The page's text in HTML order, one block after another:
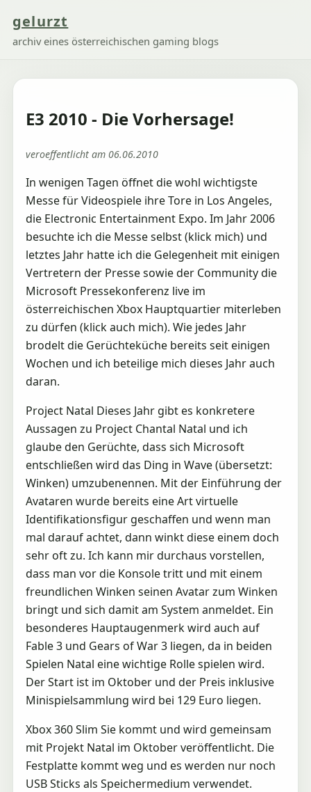
gelurzt
archiv eines österreichischen gaming blogs
E3 2010 - Die Vorhersage!
veroeffentlicht am 06.06.2010
In wenigen Tagen öffnet die wohl wichtigste
Messe für Videospiele ihre Tore in Los Angeles,
die Electronic Entertainment Expo. Im Jahr 2006
besuchte ich die Messe selbst (klick mich) und
letztes Jahr hatte ich die Gelegenheit mit einigen
Vertretern der Presse sowie der Community die
Microsoft Pressekonferenz live im
österreichischen Xbox Hauptquartier miterleben
zu dürfen (klick auch mich). Wie jedes Jahr
brodelt die Gerüchteküche bereits seit einigen
Wochen und ich beteilige mich dieses Jahr auch
daran.
Project Natal Dieses Jahr gibt es konkretere
Aussagen zu Project Chantal Natal und ich
glaube den Gerüchte, dass sich Microsoft
entschließen wird das Ding in Wave (übersetzt:
Winken) umzubenennen. Mit der Einführung der
Avataren wurde bereits eine Art virtuelle
Identifikationsfigur geschaffen und wenn man
mal darauf achtet, dann winkt diese einem doch
sehr oft zu. Ich kann mir durchaus vorstellen,
dass man vor die Konsole tritt und mit einem
freundlichen Winken seinen Avatar zum Winken
bringt und sich damit am System anmeldet. Ein
besonderes Hauptaugenmerk wird auch auf
Fable 3 und Gears of War 3 liegen, da in beiden
Spielen Natal eine wichtige Rolle spielen wird.
Der Start ist im Oktober und der Preis inklusive
Minispielsammlung wird bei 129 Euro liegen.
Xbox 360 Slim Sie kommt und wird gemeinsam
mit Projekt Natal im Oktober veröffentlicht. Die
Festplatte kommt weg und es werden nur noch
USB Sticks als Speichermedium verwendet.